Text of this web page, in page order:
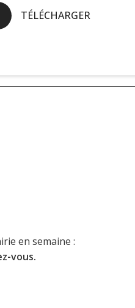
TÉLÉCHARGER
en semaine :
vous.